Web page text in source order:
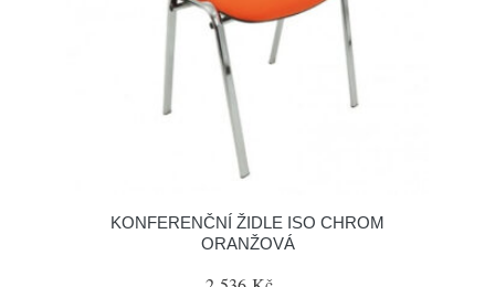
KONFERENČNÍ ŽIDLE ISO CHROM
ORANŽOVÁ